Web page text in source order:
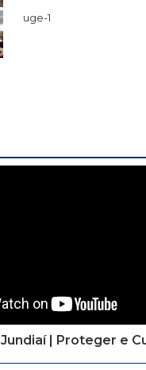
uge-1
Jundiaí | Proteger e